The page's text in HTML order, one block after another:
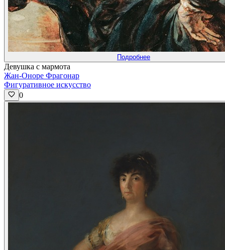
Подробнее
Девушка с мармота
Жан-Оноре Фрагонар
Фигуративное искусство
0